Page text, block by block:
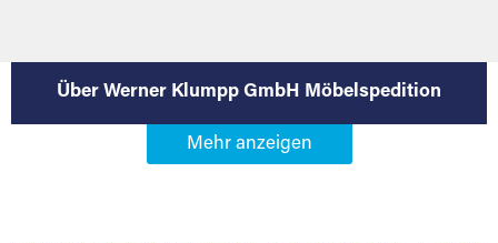
Über Werner Klumpp GmbH Möbelspedition